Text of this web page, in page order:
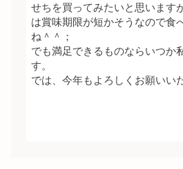
せちを買ってみたいと思います
は賞味期限が短かそうなので食
ね＾＾；
でも満足できるものならいつか
す。
では、今年もよろしくお願いい